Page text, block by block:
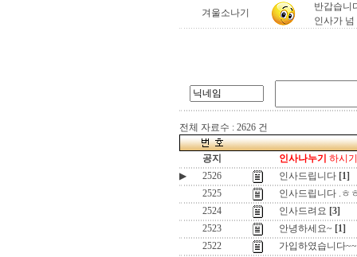
겨울소나기
반갑습니
인사가
전체 자료수 : 2626 건
공지 인사나누기 하시
▶
2526 인사드립니다 [1]
2525
인사드립니다 .ㅎ
2524
인사드려요 [3]
2523
안녕하세요~ [1]
2522
가입하였습니다